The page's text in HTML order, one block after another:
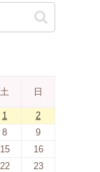
土 日
1
2
8
9
15
16
22
23